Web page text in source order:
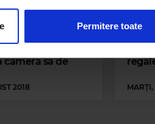
de analize informații cu privire la
sau culese în urma folosirii
Permitere toate
mai tari imagini
din
camera sa de
2018